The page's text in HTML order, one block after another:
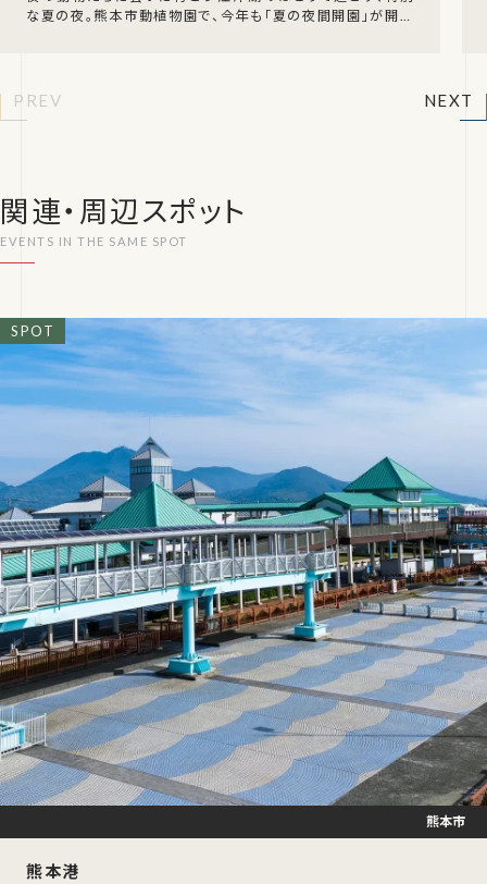
な夏の夜。熊本市動植物園で、今年も「夏の夜間開園」が開催
PREV NEXT
関連・周辺スポット
熊本港
熊本市